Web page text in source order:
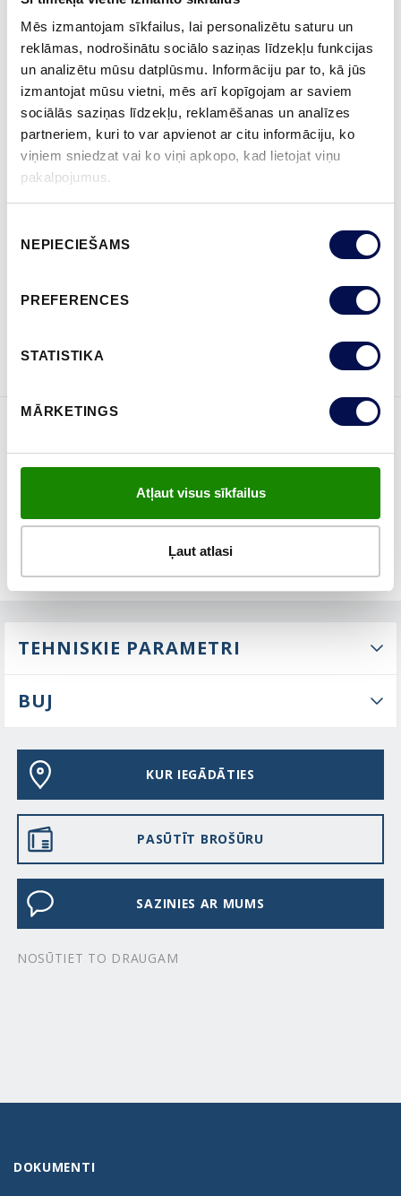
Mēs izmantojam sīkfailus, lai personalizētu saturu un
reklāmas, nodrošinātu sociālo saziņas līdzekļu funkcijas
un analizētu mūsu datplūsmu. Informāciju par to, kā jūs
izmantojat mūsu vietni, mēs arī kopīgojam ar saviem
sociālās saziņas līdzekļu, reklamēšanas un analīzes
partneriem, kuri to var apvienot ar citu informāciju, ko
viņiem sniedzat vai ko viņi apkopo, kad lietojat viņu
pakalpojumus.
izvēle
NEPIECIEŠAMS
PREFERENCES
STATISTIKA
MĀRKETINGS
Atļaut visus sīkfailus
Ļaut atlasi
NCS S0502-YNCS S0500-NNCS S3502-YNCS S7000-NNCS S9000-N
VAIRĀK
IZMĒRS
KUR IEGĀDĀTIES
ĪPAŠĪBAS
TEHNISKIE PARAMETRI
BUJ
KUR IEGĀDĀTIES
PASŪTĪT BROŠŪRU
SAZINIES AR MUMS
NOSŪTIET TO DRAUGAM
DOKUMENTI